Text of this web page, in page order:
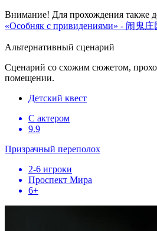
Внимание! Для прохождения также
«Особняк с привидениями» - 闹鬼庄
Альтернативный сценарий
Сценарий со схожим сюжетом,
помещении.
Детский квест
С актером
9.9
Призрачный переполох
2-6 игроки
Проспект Мира
6+